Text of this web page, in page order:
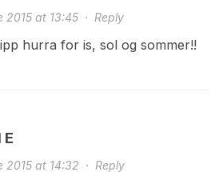
2015 at 13:45· Reply
hurra for is, sol og sommer!!
2015 at 14:32 · Reply